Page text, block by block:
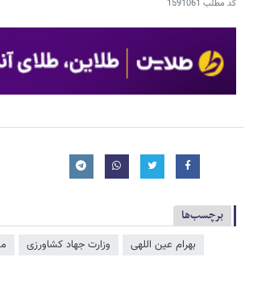
کد مطلب 1591061
برچسب‌ها
بهرام عین اللهی وزارت جهاد کشاورزی